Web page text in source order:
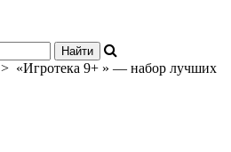
> «Игротека 9+ » — набор лучших